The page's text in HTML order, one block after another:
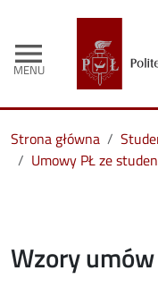
menu
MENU
Strona główna
Umowy PŁ ze
Wzory